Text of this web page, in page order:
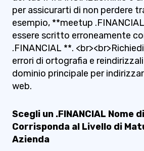
per assicurarti di non perdere
esempio, **meetup
essere scritto erroneamente
.FINANCIAL **.
errori di ortografia e
dominio principale per
web.
Scegli un .FINANCIAL Nome
Corrisponda al Livello di
Azienda